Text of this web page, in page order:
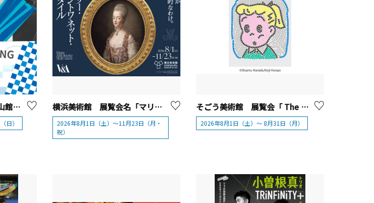
神奈川県立近代美術館 葉山館「夏のたね’26 PAPER WEAVING 紙を織る」
日）
横浜美術館 展覧会名「マリー・アントワネット・スタイル」
2026年8月1日（土）～11月23日（月・
祝）
そごう美術館 展覧会「 The 50th Anniversary OSAMU GOODS 展」
2026年8月1日（土）～ 8月31日（月）